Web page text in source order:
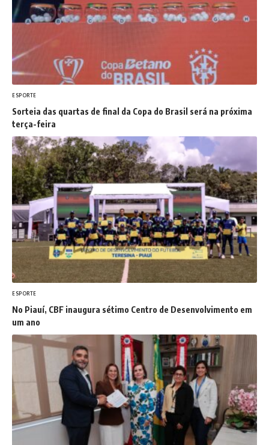
ESPORTE
Sorteia das quartas de final da Copa do Brasil será na próxima
terça-feira
ESPORTE
No Piauí, CBF inaugura sétimo Centro de Desenvolvimento em
um ano